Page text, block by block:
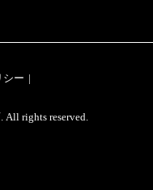
シー
rights reserved.